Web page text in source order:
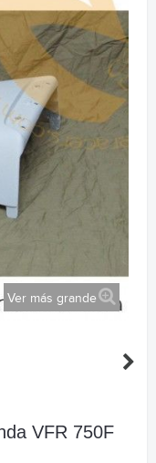
Ver más grande
VFR 750F